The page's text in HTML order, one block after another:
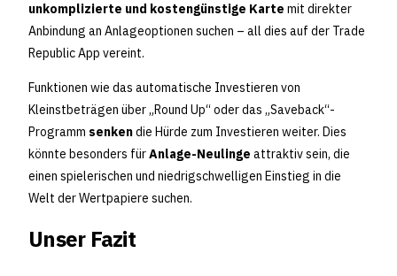
unkomplizierte und kostengünstige Karte mit direkter
Anbindung an Anlageoptionen suchen – all dies auf der Trade
Republic App vereint.
Funktionen wie das automatische Investieren von
Kleinstbeträgen über „Round Up“ oder das „Saveback“-
Programm senkendie Hürde zum Investieren weiter. Dies
könnte besonders fürAnlage-Neulinge attraktiv sein, die
einen spielerischen und niedrigschwelligen Einstieg in die
Welt der Wertpapiere suchen.
Unser Fazit